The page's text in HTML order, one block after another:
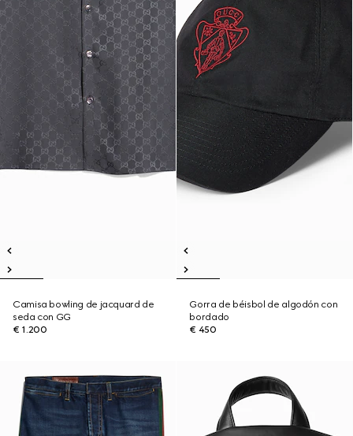
Camisa bowling de jacquard de
seda con GG
€ 1.200
Gorra de béisbol de algodón con
bordado
€ 450